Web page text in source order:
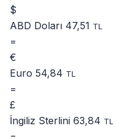
$
ABD Doları 47,51 TL
=
€
Euro 54,84 TL
=
£
İngiliz Sterlini 63,84 TL